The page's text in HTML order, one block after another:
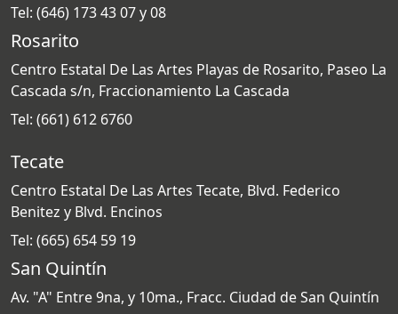
Tel: (646) 173 43 07 y 08
Rosarito
Centro Estatal De Las Artes Playas de Rosarito, Paseo La
Cascada s/n, Fraccionamiento La Cascada
Tel: (661) 612 6760
Tecate
Centro Estatal De Las Artes Tecate, Blvd. Federico
Benitez y Blvd. Encinos
Tel: (665) 654 59 19
San Quintín
Av. "A" Entre 9na, y 10ma., Fracc. Ciudad de San Quintín